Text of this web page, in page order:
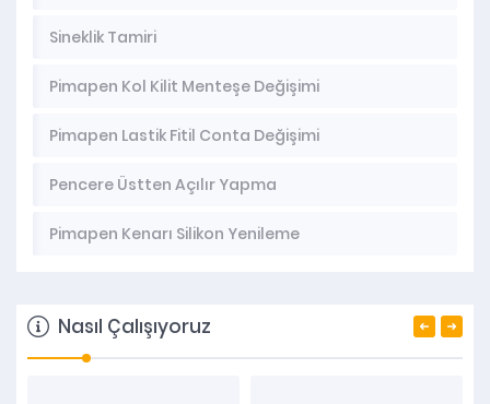
Sineklik Tamiri
Pimapen Kol Kilit Menteşe Değişimi
Pimapen Lastik Fitil Conta Değişimi
Pencere Üstten Açılır Yapma
Pimapen Kenarı Silikon Yenileme
Nasıl Çalışıyoruz